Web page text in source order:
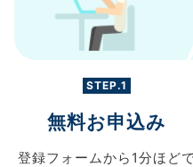
STEP.1
無料お申込み
登録フォームから 1分ほど